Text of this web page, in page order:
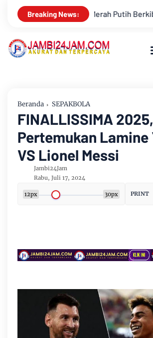
Breaking News:
Hingga Donor Darah Semarakkan
Beranda SEPAKBOLA
FINALLISSIMA 2025,
Pertemukan Lamine
VS Lionel Messi
Jambi24Jam
Rabu, Juli 17, 2024
12px 30px PRINT